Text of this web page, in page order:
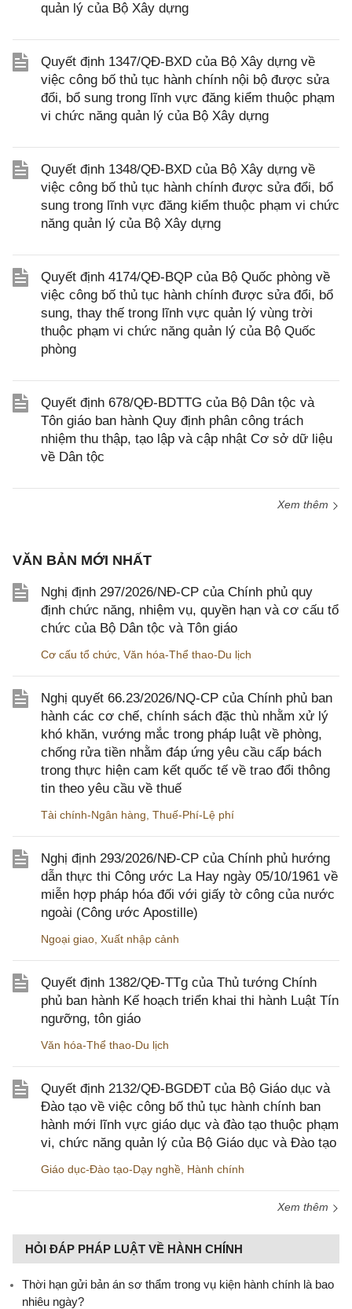
quản lý của Bộ Xây dựng
Quyết định 1347/QĐ-BXD của Bộ Xây dựng về
việc công bố thủ tục hành chính nội bộ được sửa
đổi, bổ sung trong lĩnh vực đăng kiểm thuộc phạm
vi chức năng quản lý của Bộ Xây dựng
Quyết định 1348/QĐ-BXD của Bộ Xây dựng về
việc công bố thủ tục hành chính được sửa đổi, bổ
sung trong lĩnh vực đăng kiểm thuộc phạm vi chức
năng quản lý của Bộ Xây dựng
Quyết định 4174/QĐ-BQP của Bộ Quốc phòng về
việc công bố thủ tục hành chính được sửa đổi, bổ
sung, thay thế trong lĩnh vực quản lý vùng trời
thuộc phạm vi chức năng quản lý của Bộ Quốc
phòng
Quyết định 678/QĐ-BDTTG của Bộ Dân tộc và
Tôn giáo ban hành Quy định phân công trách
nhiệm thu thập, tạo lập và cập nhật Cơ sở dữ liệu
về Dân tộc
Xem thêm
VĂN BẢN MỚI NHẤT
Nghị định 297/2026/NĐ-CP của Chính phủ quy
định chức năng, nhiệm vụ, quyền hạn và cơ cấu tổ
chức của Bộ Dân tộc và Tôn giáo
Cơ cấu tổ chức, Văn hóa-Thể thao-Du lịch
Nghị quyết 66.23/2026/NQ-CP của Chính phủ ban
hành các cơ chế, chính sách đặc thù nhằm xử lý
khó khăn, vướng mắc trong pháp luật về phòng,
chống rửa tiền nhằm đáp ứng yêu cầu cấp bách
trong thực hiện cam kết quốc tế về trao đổi thông
tin theo yêu cầu về thuế
Tài chính-Ngân hàng, Thuế-Phí-Lệ phí
Nghị định 293/2026/NĐ-CP của Chính phủ hướng
dẫn thực thi Công ước La Hay ngày 05/10/1961 về
miễn hợp pháp hóa đối với giấy tờ công của nước
ngoài (Công ước Apostille)
Ngoại giao, Xuất nhập cảnh
Quyết định 1382/QĐ-TTg của Thủ tướng Chính
phủ ban hành Kế hoạch triển khai thi hành Luật Tín
ngưỡng, tôn giáo
Văn hóa-Thể thao-Du lịch
Quyết định 2132/QĐ-BGDĐT của Bộ Giáo dục và
Đào tạo về việc công bố thủ tục hành chính ban
hành mới lĩnh vực giáo dục và đào tạo thuộc phạm
vi, chức năng quản lý của Bộ Giáo dục và Đào tạo
Giáo dục-Đào tạo-Dạy nghề, Hành chính
Xem thêm
HỎI ĐÁP PHÁP LUẬT VỀ HÀNH CHÍNH
Thời hạn gửi bản án sơ thẩm trong vụ kiện hành chính là bao
nhiêu ngày?